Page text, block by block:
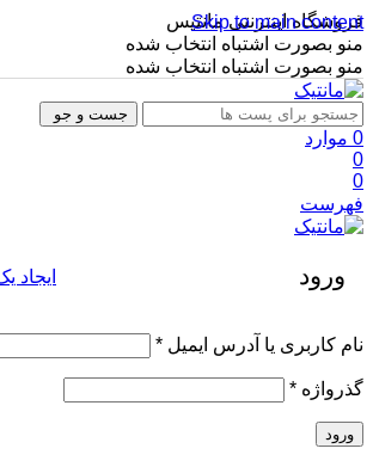
Skip to main content
فروشگاه اینترنتی مانتیس
منو بصورت اشتباه انتخاب شده
منو بصورت اشتباه انتخاب شده
جست و جو
0 موارد
0
0
فهرست
ورود
نام کاربری یا آدرس ایمیل *
گذرواژه *
ورود